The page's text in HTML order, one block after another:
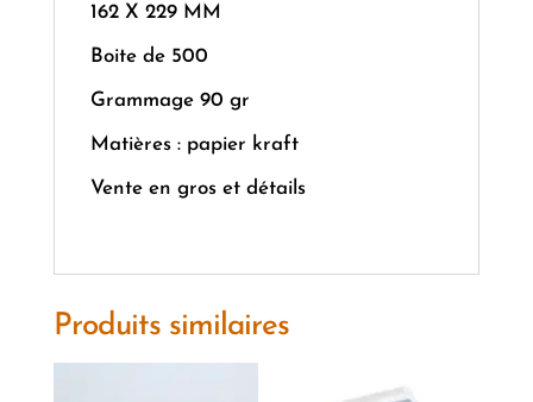
162 X 229 MM
Boite de 500
Grammage 90 gr
Matières : papier kraft
Vente en gros et détails
Produits similaires